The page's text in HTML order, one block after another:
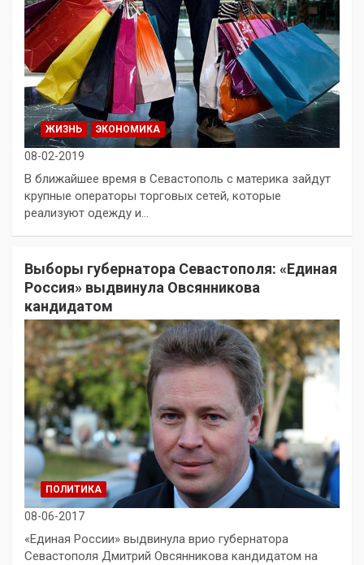
ЖИЗНЬ ЭКОНОМИКА
08-02-2019
В ближайшее время в Севастополь с материка зайдут
крупные операторы торговых сетей, которые
реализуют одежду и…
Выборы губернатора Севастополя: «Единая
Россия» выдвинула Овсянникова
кандидатом
ПОЛИТИКА
08-06-2017
«Единая России» выдвинула врио губернатора
Севастополя Дмитрий Овсянникова кандидатом на